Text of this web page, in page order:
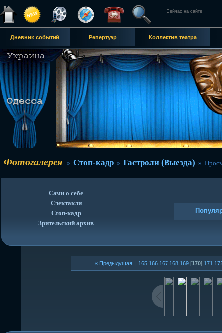
Сейчас на сайте
Дневник событий Репертуар Коллектив театра
Фотогалерея » Стоп-кадр » Гастроли (Выезда) »
Сами о себе
Спектакли
Стоп-кадр
Зрительский архив
« Предыдущая | 165 166 167 168 169 [170] 171